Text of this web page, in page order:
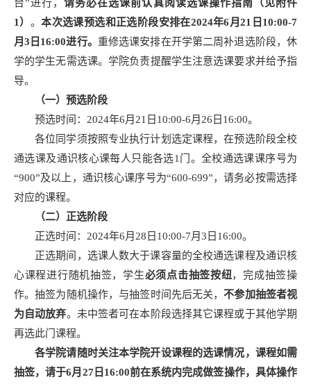
台”进行，请务必在选课前认真阅读选课操作指南（见附件
1） 。本次选课预选和正选阶段安排在2024年6月21日10:00-7
月3日16:00进行。 重修选课安排在开学第二周补退选阶段，休
学的学生无需选课。学院负责提醒学生注意选课要求并给予指
导。
（一）预选阶段
预选时间：2024年6月21日10:00-6月26日16:00。
各位同学须按照专业执行计划选定课程，在预选阶段全校
通选课及通识核心课每人只能各选1门。全校通选课课序号为
“900”及以上，通识核心课序号为“600-699”，请务必按需选择
对应的课程。
（二）正选阶段
正选时间：2024年6月28日10:00-7月3日16:00。
正选期间，选课人数大于课容量的全校通选课程及通识核
心课程进行随机抽签，学生必须点击抽签按纽，完成抽签操
作。抽签为随机操作，与抽签时间先后无关，不参加抽签者视
为自动放弃。未中签者可在本阶段选择其它课程或于其他学期
再选此门课程。
各学院请随时关注本学院开设课程的选课情况，课程如需
抽签，请于6月27日16:00前在系统内完成做签操作，具体操作